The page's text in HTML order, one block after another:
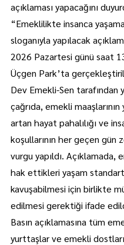
açıklaması yapacağını
“Emeklilikte insanca
sloganıyla yapılacak
2026 Pazartesi günü saat
Üçgen Park’ta
Dev Emekli-Sen tarafından
çağrıda, emekli
artan hayat pahalılığı ve
koşullarının her geçen gün
vurgu yapıldı. Açıklamada,
hak ettikleri yaşam
kavuşabilmesi için birlikte
edilmesi gerektiği ifade
Basın açıklamasına tüm
yurttaşlar ve emekli